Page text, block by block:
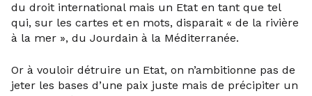
du droit international mais un Etat en tant que tel
qui, sur les cartes et en mots, disparait « de la rivière
à la mer », du Jourdain à la Méditerranée.
Or à vouloir détruire un Etat, on n’ambitionne pas de
jeter les bases d’une paix juste mais de précipiter un